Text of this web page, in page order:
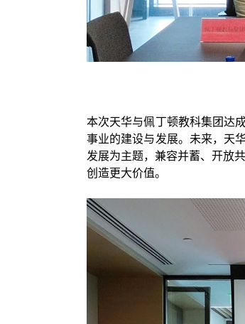
本次天华与佩丁顿教科集团达
事业的建设与发展。未来，天
发展为主题，兼容并蓄、开放
创造更大价值。